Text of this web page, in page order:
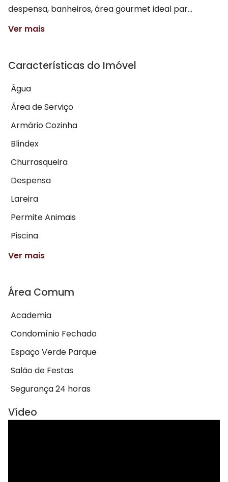
despensa, banheiros, área gourmet ideal par...
Ver mais
Características do Imóvel
Água
Área de Serviço
Armário Cozinha
Blindex
Churrasqueira
Despensa
Lareira
Permite Animais
Piscina
Ver mais
Área Comum
Academia
Condomínio Fechado
Espaço Verde Parque
Salão de Festas
Segurança 24 horas
Vídeo